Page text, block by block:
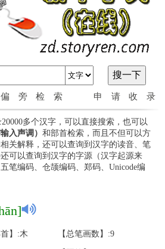
偏旁检索 申请收录
多个汉字，可以直接搜索，也可以
入声调） 和部首检索，而且不但可以方
关解释，还可以查询到汉字的读音、笔
可以查询到汉字的字源（汉字起源来
笔编码、仓颉编码、郑码、Unicode编
首】:木 【总笔画数】:9